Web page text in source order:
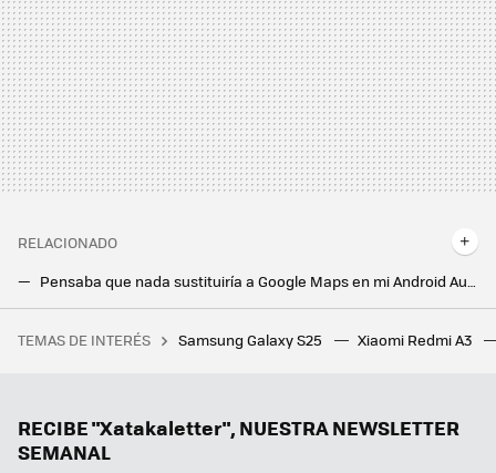
RELACIONADO
Pensaba que nada sustituiría a Google Maps en mi Android Auto. Y no ha sido Waze: el renacer de TomTom me ha cautivado
El modo desarrollador de Android Auto puede ser un gran desconocido para muchos, pero para mi tiene dos opciones esenciales
Tom Cruise sobre el entrenamiento a los 63: "Es como cepillarse los dientes: solo lleva un minuto, pero tienes que hacerlo"
TEMAS DE INTERÉS Samsung Galaxy S25 Xiaomi Redmi A3
RECIBE "Xatakaletter", NUESTRA NEWSLETTER
SEMANAL